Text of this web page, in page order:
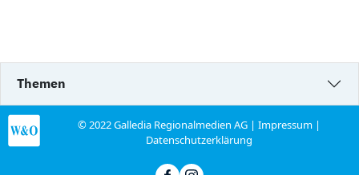
Themen
© 2022 Galledia Regionalmedien AG |Impressum |
Datenschutzerklärung